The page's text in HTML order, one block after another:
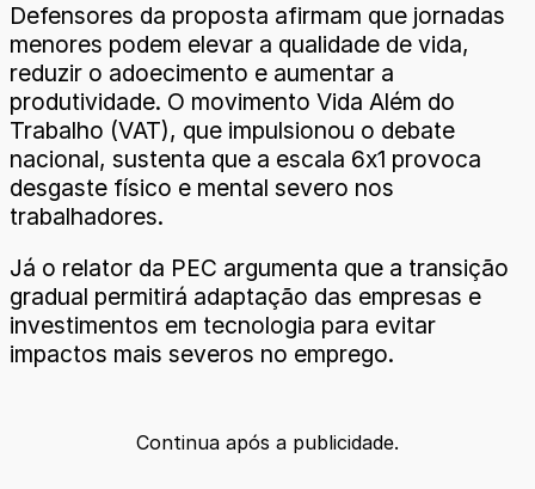
Defensores da proposta afirmam que jornadas
menores podem elevar a qualidade de vida,
reduzir o adoecimento e aumentar a
produtividade. O movimento Vida Além do
Trabalho (VAT), que impulsionou o debate
nacional, sustenta que a escala 6x1 provoca
desgaste físico e mental severo nos
trabalhadores.
Já o relator da PEC argumenta que a transição
gradual permitirá adaptação das empresas e
investimentos em tecnologia para evitar
impactos mais severos no emprego.
Continua após a publicidade.